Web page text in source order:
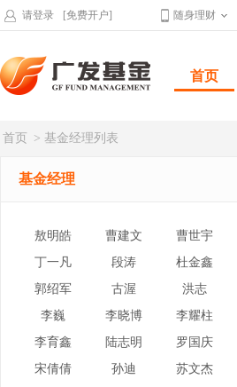
请登录 [免费开户] 随身理财
首页
首页 > 基金经理列表
基金经理
敖明皓 曹建文 曹世宇
丁一凡
段涛 杜金鑫
郭绍军
古渥 洪志
李巍
李晓博 李耀柱
李育鑫
陆志明 罗国庆
宋倩倩
孙迪 苏文杰